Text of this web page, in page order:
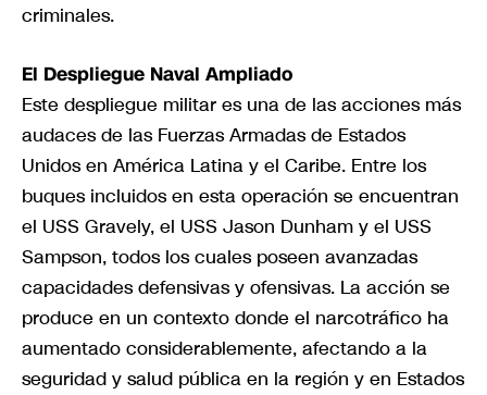
criminales.
El Despliegue Naval Ampliado
Este despliegue militar es una de las acciones más
audaces de las Fuerzas Armadas de Estados
Unidos en América Latina y el Caribe. Entre los
buques incluidos en esta operación se encuentran
el USS Gravely, el USS Jason Dunham y el USS
Sampson, todos los cuales poseen avanzadas
capacidades defensivas y ofensivas. La acción se
produce en un contexto donde el narcotráfico ha
aumentado considerablemente, afectando a la
seguridad y salud pública en la región y en Estados